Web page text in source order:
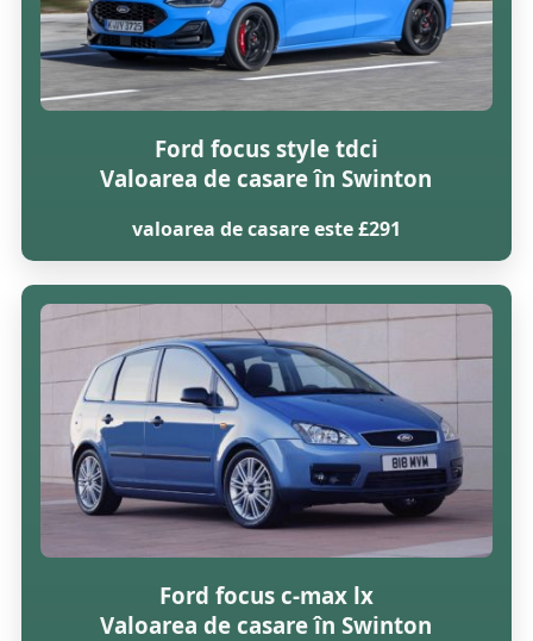
Ford focus style tdci
Valoarea de casare în Swinton
valoarea de casare este £291
Ford focus c-max lx
Valoarea de casare în Swinton